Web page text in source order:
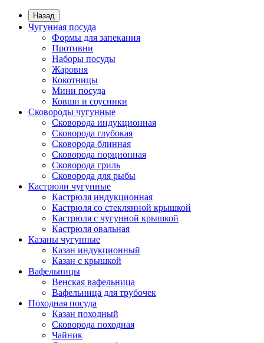
Назад
Чугунная посуда
Формы для запекания
Противни
Наборы посуды
Жаровня
Кокотницы
Мини посуда
Ковши и соусники
Сковороды чугунные
Сковорода индукционная
Сковорода глубокая
Сковорода блинная
Сковорода порционная
Сковорода гриль
Сковорода для рыбы
Кастрюли чугунные
Кастрюля индукционная
Кастрюля со стеклянной крышкой
Кастрюля с чугунной крышкой
Кастрюля овальная
Казаны чугунные
Казан индукционный
Казан с крышкой
Вафельницы
Венская вафельница
Вафельница для трубочек
Походная посуда
Казан походный
Сковорода походная
Чайник